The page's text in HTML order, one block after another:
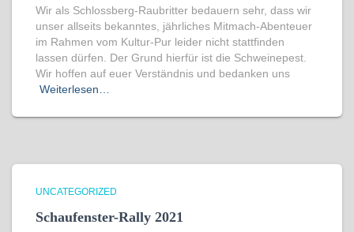
Wir als Schlossberg-Raubritter bedauern sehr, dass wir
unser allseits bekanntes, jährliches Mitmach-Abenteuer
im Rahmen vom Kultur-Pur leider nicht stattfinden
lassen dürfen. Der Grund hierfür ist die Schweinepest.
Wir hoffen auf euer Verständnis und bedanken uns
Weiterlesen…
UNCATEGORIZED
Schaufenster-Rally 2021